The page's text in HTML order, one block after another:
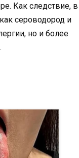
Как следствие, в
сероводород и
но и более